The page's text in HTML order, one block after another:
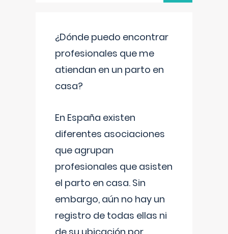
¿Dónde puedo encontrar
profesionales que me
atiendan en un parto en
casa?
En España existen
diferentes asociaciones
que agrupan
profesionales que asisten
el parto en casa. Sin
embargo, aún no hay un
registro de todas ellas ni